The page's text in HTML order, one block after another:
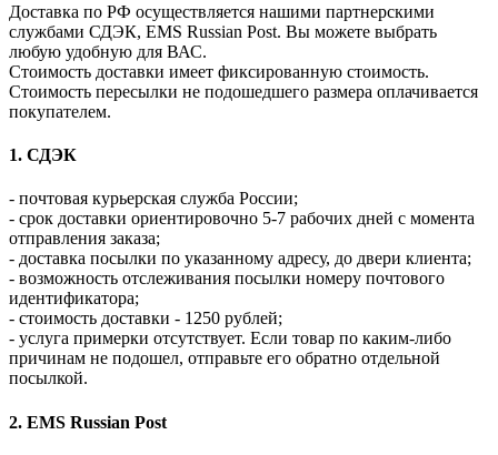
Доставка по РФ осуществляется нашими партнерскими
службами СДЭК, EMS Russian Post. Вы можете выбрать
любую удобную для ВАС.
Стоимость доставки имеет фиксированную стоимость.
Стоимость пересылки не подошедшего размера оплачивается
покупателем.
1. СДЭК
- почтовая курьерская служба России;
- срок доставки ориентировочно 5-7 рабочих дней с момента
отправления заказа;
- доставка посылки по указанному адресу, до двери клиента;
- возможность отслеживания посылки номеру почтового
идентификатора;
- стоимость доставки - 1250 рублей;
- услуга примерки отсутствует. Если товар по каким-либо
причинам не подошел, отправьте его обратно отдельной
посылкой.
2. EMS Russian Post